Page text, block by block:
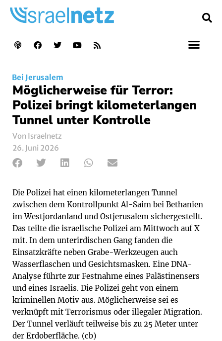
Bei Jerusalem
Möglicherweise für Terror:
Polizei bringt kilometerlangen
Tunnel unter Kontrolle
Von Israelnetz
26. Juni 2026
Die Polizei hat einen kilometerlangen Tunnel
zwischen dem Kontrollpunkt Al-Saim bei Bethanien
im Westjordanland und Ostjerusalem sichergestellt.
Das teilte die israelische Polizei am Mittwoch auf X
mit. In dem unterirdischen Gang fanden die
Einsatzkräfte neben Grabe-Werkzeugen auch
Wasserflaschen und Gesichtsmasken. Eine DNA-
Analyse führte zur Festnahme eines Palästinensers
und eines Israelis. Die Polizei geht von einem
kriminellen Motiv aus. Möglicherweise sei es
verknüpft mit Terrorismus oder illegaler Migration.
Der Tunnel verläuft teilweise bis zu 25 Meter unter
der Erdoberfläche. (cb)